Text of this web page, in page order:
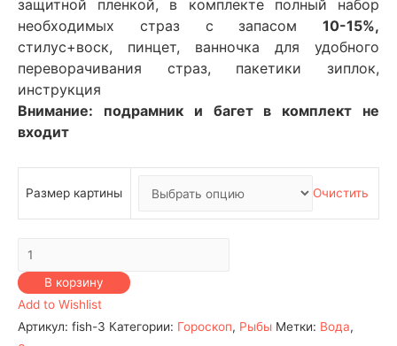
защитной пленкой, в комплекте полный набор
необходимых страз с запасом 10-15%,
стилус+воск, пинцет, ванночка для удобного
переворачивания страз, пакетики зиплок,
инструкция
Внимание: подрамник и багет в комплект не
входит
Размер картины Очистить
Количество
Гороскоп
-
№3
В корзину
Add to Wishlist
Артикул: fish-3 Категории: Гороскоп, Рыбы Метки: Вода,